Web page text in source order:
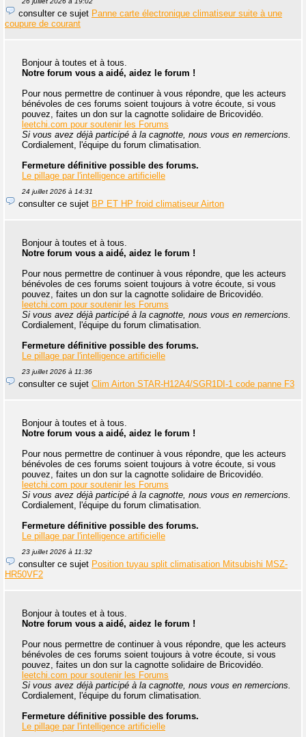
consulter ce sujet Panne carte électronique climatiseur suite à une
coupure de courant
Bonjour à toutes et à tous.
Notre forum vous a aidé, aidez le forum !
Pour nous permettre de continuer à vous répondre, que les acteurs
bénévoles de ces forums soient toujours à votre écoute, si vous
pouvez, faites un don sur la cagnotte solidaire de Bricovidéo.
leetchi.com pour soutenir les Forums
Si vous avez déjà participé à la cagnotte, nous vous en remercions.
Cordialement, l'équipe du forum climatisation.
Fermeture définitive possible des forums.
Le pillage par l'intelligence artificielle
24 juillet 2026 à 14:31
consulter ce sujet BP ET HP froid climatiseur Airton
Bonjour à toutes et à tous.
Notre forum vous a aidé, aidez le forum !
Pour nous permettre de continuer à vous répondre, que les acteurs
bénévoles de ces forums soient toujours à votre écoute, si vous
pouvez, faites un don sur la cagnotte solidaire de Bricovidéo.
leetchi.com pour soutenir les Forums
Si vous avez déjà participé à la cagnotte, nous vous en remercions.
Cordialement, l'équipe du forum climatisation.
Fermeture définitive possible des forums.
Le pillage par l'intelligence artificielle
23 juillet 2026 à 11:36
consulter ce sujet Clim Airton STAR-H12A4/SGR1DI-1 code panne F3
Bonjour à toutes et à tous.
Notre forum vous a aidé, aidez le forum !
Pour nous permettre de continuer à vous répondre, que les acteurs
bénévoles de ces forums soient toujours à votre écoute, si vous
pouvez, faites un don sur la cagnotte solidaire de Bricovidéo.
leetchi.com pour soutenir les Forums
Si vous avez déjà participé à la cagnotte, nous vous en remercions.
Cordialement, l'équipe du forum climatisation.
Fermeture définitive possible des forums.
Le pillage par l'intelligence artificielle
23 juillet 2026 à 11:32
consulter ce sujet Position tuyau split climatisation Mitsubishi MSZ-
HR50VF2
Bonjour à toutes et à tous.
Notre forum vous a aidé, aidez le forum !
Pour nous permettre de continuer à vous répondre, que les acteurs
bénévoles de ces forums soient toujours à votre écoute, si vous
pouvez, faites un don sur la cagnotte solidaire de Bricovidéo.
leetchi.com pour soutenir les Forums
Si vous avez déjà participé à la cagnotte, nous vous en remercions.
Cordialement, l'équipe du forum climatisation.
Fermeture définitive possible des forums.
Le pillage par l'intelligence artificielle